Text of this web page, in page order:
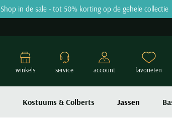
Shop in de sale - tot 50% korting op de gehele collectie
Kostuums & Colberts Jassen
winkels service account favorieten